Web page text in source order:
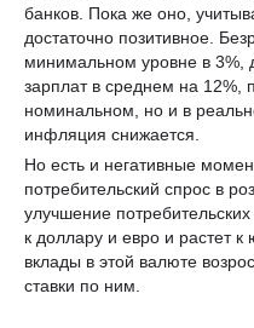
банков. Пока же оно,
достаточно позитивное.
минимальном уровне в 3%,
зарплат в среднем на 12%,
номинальном, но и в
инфляция снижается.
Но есть и негативные
потребительский спрос в
улучшение
к доллару и евро и растет
вклады в этой валюте
ставки по ним.